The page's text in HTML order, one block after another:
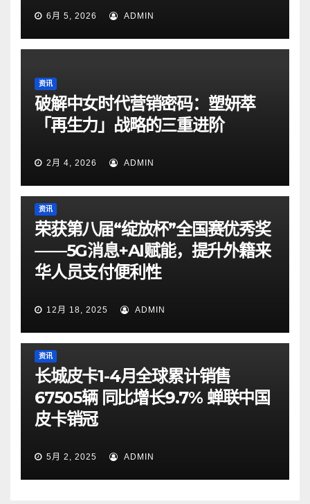
6月 5, 2026 ADMIN
资讯
破解中女时代营销密码：塑妍萃
「再生力」战略的三重进阶
2月 4, 2026 ADMIN
资讯
荣获第八届“绽放杯”全国赛优秀奖
——5G消息+AI赋能，提升外籍来
华人员支付便利性
12月 18, 2025 ADMIN
资讯
长城皮卡1-4月全球累计销售
67505辆 同比增长9.7% 蝉联中国
皮卡销冠
5月 2, 2025 ADMIN